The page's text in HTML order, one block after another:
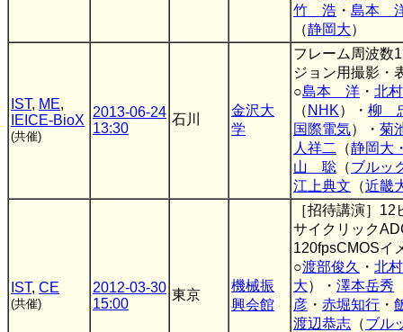
竹 浩 ・ 島本
（静岡大）
IST, ME,
IEICE-BioX
(共催)
2013-06-24
13:30
石川
金沢大
学
フレーム周波数
ジョン用撮影・
○島本 洋 ・ 北
（ NHK）・ 柳
国際電気）・ 菊
人祥二
（静岡大
山 聡 （ブルッ
江上典文 （近畿
IST, CE
(共催)
2012-03-30
15:00
東京
機械振
興会館
［招待講演］
サイクリック
120fpsCMOSイ
○渡部俊久 ・ 北
大）・ 澤本岳秀
彦 ・ 赤堀知行 ・
渡辺恭志 （ブル